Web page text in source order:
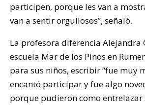
participen, porque les van a
van a sentir orgullosos”, señaló.
La profesora diferencia Alejandra
escuela Mar de los Pinos en
para sus niños, escribir “fue muy
encantó participar y fue algo
porque pudieron como